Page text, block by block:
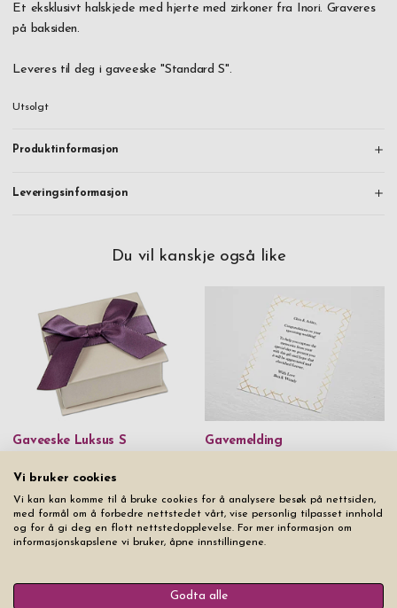
Et eksklusivt halskjede med hjerte med zirkoner fra Inori. Graveres
på baksiden.
Leveres til deg i gaveeske "Standard S".
Utsolgt
Produktinformasjon
Leveringsinformasjon
Du vil kanskje også like
Gaveeske Luksus S Gavemelding
Vi bruker cookies
Vi kan kan komme til å bruke cookies for å analysere besøk på nettsiden,
med formål om å forbedre nettstedet vårt, vise personlig tilpasset innhold
og for å gi deg en flott nettstedopplevelse. For mer informasjon om
informasjonskapslene vi bruker, åpne innstillingene.
Godta alle